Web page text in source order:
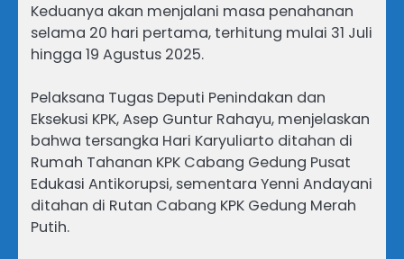
Keduanya akan menjalani masa penahanan
selama 20 hari pertama, terhitung mulai 31 Juli
hingga 19 Agustus 2025.
Pelaksana Tugas Deputi Penindakan dan
Eksekusi KPK, Asep Guntur Rahayu, menjelaskan
bahwa tersangka Hari Karyuliarto ditahan di
Rumah Tahanan KPK Cabang Gedung Pusat
Edukasi Antikorupsi, sementara Yenni Andayani
ditahan di Rutan Cabang KPK Gedung Merah
Putih.